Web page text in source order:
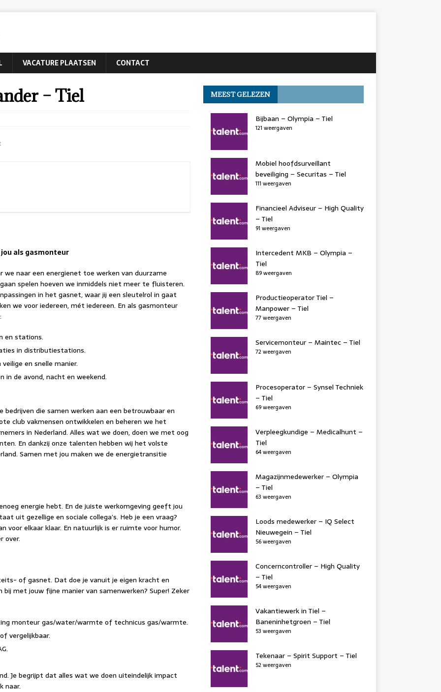
VACATURE PLAATSEN CONTACT
– Tiel
als gasmonteur
naar een energienet toe werken van duurzame
spelen hoeven we inmiddels niet meer te fluisteren.
in het gasnet, waar jij een sleutelrol in gaat
we voor iedereen, mét iedereen. En als gasmonteur
en stations.
in distributiestations.
en snelle manier.
in de avond, nacht en weekend.
die samen werken aan een betrouwbaar en
club vakmensen ontwikkelen en beheren we het
in Nederland. Alles wat we doen, doen we met oog
En dankzij onze talenten hebben wij het volste
Samen met jou maken we de energietransitie
energie hebt. En de juiste werkomgeving geeft jou
uit gezellige en sociale collega’s. Heb je een vraag?
voor elkaar klaar. En natuurlijk is er ruimte voor humor.
over.
of gasnet. Dat doe je vanuit je eigen kracht en
met jouw fijne manier van samenwerken? Super! Zeker
monteur gas/water/warmte of technicus gas/warmte.
vergelijkbaar.
Je begrijpt dat alles wat we doen uiteindelijk impact
naar.
MEEST GELEZEN
Bijbaan – Olympia – Tiel
121 weergaven
Mobiel hoofdsurveillant
beveiliging – Securitas – Tiel
111 weergaven
Financieel Adviseur – High Quality
– Tiel
91 weergaven
Intercedent MKB – Olympia –
Tiel
89 weergaven
Productieoperator Tiel –
Manpower – Tiel
77 weergaven
Servicemonteur – Maintec – Tiel
72 weergaven
Procesoperator – Synsel Techniek
– Tiel
69 weergaven
Verpleegkundige – Medicalhunt –
Tiel
64 weergaven
Magazijnmedewerker – Olympia
– Tiel
63 weergaven
Loods medewerker – IQ Select
Nieuwegein – Tiel
56 weergaven
Concerncontroller – High Quality
– Tiel
54 weergaven
Vakantiewerk in Tiel –
Baneninhetgroen – Tiel
53 weergaven
Tekenaar – Spirit Support – Tiel
52 weergaven